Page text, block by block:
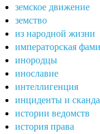
земское движение
земство
из народной жизни
императорская
инородцы
инославие
интеллигенция
инциденты и
истории ведомств
история права